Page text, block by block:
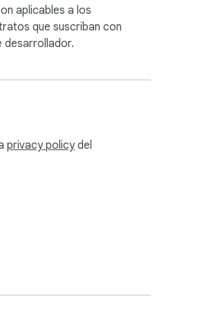
en tu
al borrar las
aplicables a los
que suscriban con
desarrollador.
privacy policydel